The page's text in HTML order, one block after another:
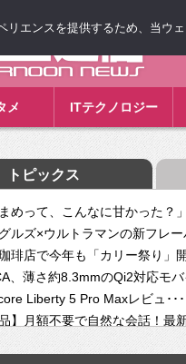
メ ITテクノロジー
トピックス
まめって、こんなに甘かった？
ルズ×ウルトラマンの新フレ
琲店で今年も「カリー祭り
、薄さ約8.3mmのQi2対応モバ
Liberty 5 Pro Maxレビュ･･･
品】月額不要で自然な会話！最
代の没入感と生産性】VITURE
リエンスを提供するため、当ウ